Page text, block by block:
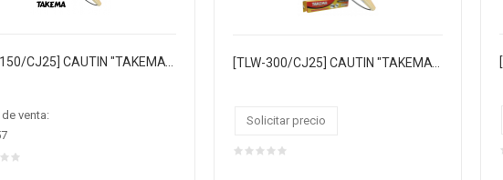
[TLW-150/CJ25] CAUTIN "TAKEMA" 150W 220V/AC M/MADERA T/HACHA PUNTA COBRE.CAJA CJX25
venta:
[TLW-300/CJ25] CAUTIN "TAKEMA" 300W 220/VAC M/MADERA T/HACHA PUNTA COBRE.CAJA CJX25
Solicitar precio